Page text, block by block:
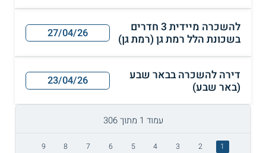
להשכרה מיידית 3 חדרים
בשכונת הלל רמת גן (רמת גן)
27/04/26
דירה להשכרה בבאר שבע
(באר שבע)
23/04/26
עמוד 1 מתוך 306
1
2
3
4
5
6
7
8
9